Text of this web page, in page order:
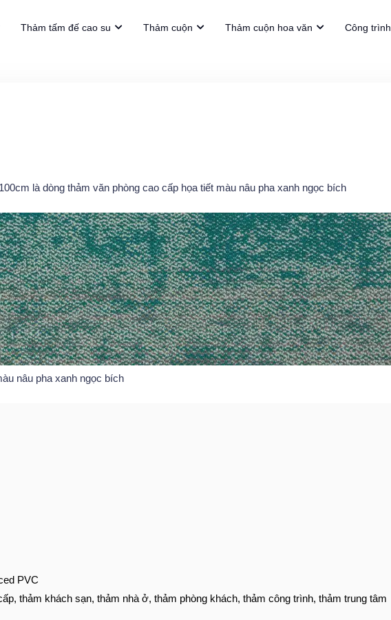
Thảm tấm đế cao su Thảm cuộn Thảm cuộn hoa văn Công trình
là dòng thảm văn phòng cao cấp họa tiết màu nâu pha xanh ngọc bích
nâu pha xanh ngọc bích
PVC
thảm khách sạn, thảm nhà ở, thảm phòng khách, thảm công trình, thảm trung tâm